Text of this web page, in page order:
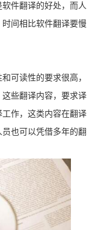
件翻译的好处，而人
间相比软件翻译要慢
可读性的要求很高，
些翻译内容，要求译
作，这类内容在翻译
也可以凭借多年的翻